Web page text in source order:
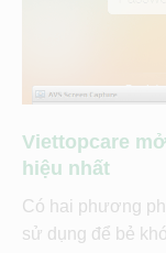
Viettopcare
hiệu nhất
Có hai phương
sử dụng để bẻ